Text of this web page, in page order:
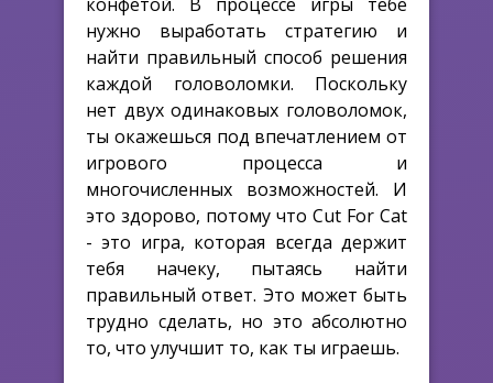
нужно выработать стратегию и
найти правильный способ решения
каждой головоломки. Поскольку
нет двух одинаковых головоломок,
ты окажешься под впечатлением от
игрового процесса и
многочисленных возможностей. И
это здорово, потому что Cut For Cat
- это игра, которая всегда держит
тебя начеку, пытаясь найти
правильный ответ. Это может быть
трудно сделать, но это абсолютно
то, что улучшит то, как ты играешь.